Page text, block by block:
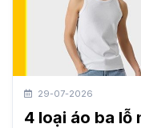
29-07-2026
4 loại áo ba lỗ